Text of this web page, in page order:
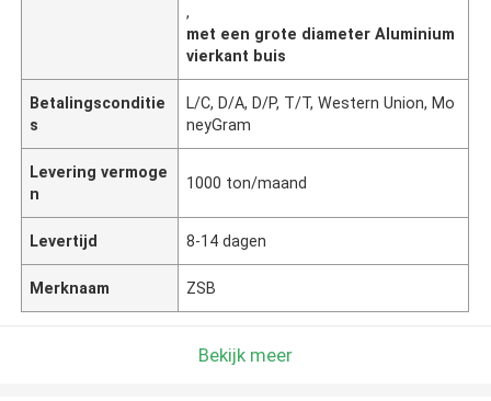
,
met een grote diameter Aluminium
vierkant buis
Betalingsconditie
s
L/C, D/A, D/P, T/T, Western Union, Mo
neyGram
Levering vermoge
n
1000 ton/maand
Levertijd 8-14 dagen
Merknaam ZSB
Bekijk meer